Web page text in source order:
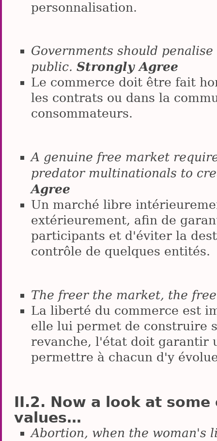
personnalisation.
Governments should
public. Strongly Agree
Le commerce doit être fait
les contrats ou dans la
consommateurs.
A genuine free market
predator multinationals to
Agree
Un marché libre
extérieurement, afin de
participants et d'éviter la
contrôle de quelques entités.
The freer the market, the
La liberté du commerce est
elle lui permet de construire
revanche, l'état doit garantir
permettre à chacun d'y
Now a look at
values…
Abortion, when the woman's